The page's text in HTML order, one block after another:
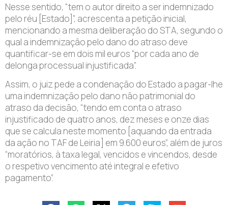
Nesse sentido, “tem o autor direito a ser indemnizado
pelo réu [Estado]”, acrescenta a petição inicial,
mencionando a mesma deliberação do STA, segundo o
qual a indemnização pelo dano do atraso deve
quantificar-se em dois mil euros “por cada ano de
delonga processual injustificada”.
Assim, o juiz pede a condenação do Estado a pagar-lhe
uma indemnização pelo dano não patrimonial do
atraso da decisão, “tendo em conta o atraso
injustificado de quatro anos, dez meses e onze dias
que se calcula neste momento [aquando da entrada
da ação no TAF de Leiria] em 9.600 euros”, além de juros
“moratórios, à taxa legal, vencidos e vincendos, desde
o respetivo vencimento até integral e efetivo
pagamento”.